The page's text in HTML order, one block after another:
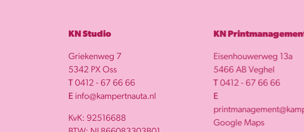
KN Studio
Griekenweg 7
5342 PX Oss
T 0412 - 67 66 66
E info@kampertnauta.nl
KvK: 92516688
KN
Eisenhouwerweg 13a
5466 AB Veghel
T 0412 - 67 66 66
E
Google Maps